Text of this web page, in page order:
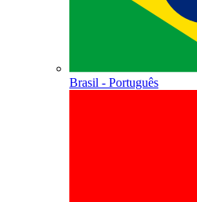
Brasil - Português